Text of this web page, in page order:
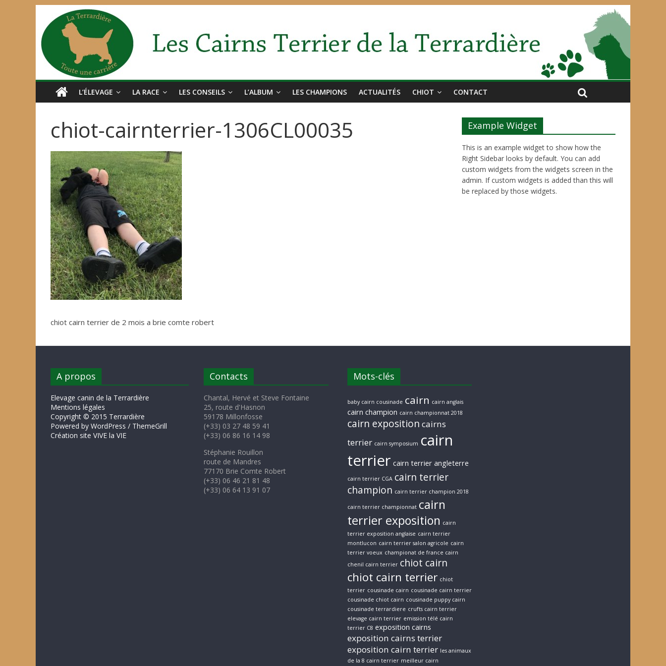
L’ÉLEVAGE LA RACE LES CONSEILS L’ALBUM LES CHAMPIONS ACTUALITÉS CHIOT CONTACT
chiot-cairnterrier-1306CL00035
chiot cairn terrier de 2 mois a brie comte robert
Example Widget
This is an example widget to show how the
Right Sidebar looks by default. You can add
custom widgets from the widgets screen in the
admin. If custom widgets is added than this will
be replaced by those widgets.
A propos
Elevage canin de la Terrardière
Mentions légales
Copyright © 2015 Terrardière
Powered by WordPress / ThemeGrill
Création site VIVE la VIE
Contacts
Chantal, Hervé et Steve Fontaine
25, route d'Hasnon
59178 Millonfosse
(+33) 03 27 48 59 41
(+33) 06 86 16 14 98
Stéphanie Rouillon
route de Mandres
77170 Brie Comte Robert
(+33) 06 46 21 81 48
(+33) 06 64 13 91 07
Mots-clés
baby cairn cousinade cairn cairn anglais
cairn champion cairn championnat 2018
cairn exposition cairns
terrier cairn symposium cairn
terrier cairn terrier angleterre
cairn terrier CGA cairn terrier
champion cairn terrier champion 2018
cairn terrier championnat cairn
terrier exposition cairn
terrier exposition anglaise cairn terrier
montlucon cairn terrier salon agricole cairn
terrier voeux championat de france cairn
chenil cairn terrier chiot cairn
chiot cairn terrier chiot
terrier cousinade cairn cousinade cairn terrier
cousinade chiot cairn cousinade puppy cairn
cousinade terrardiere crufts cairn terrier
elevage cairn terrier emission télé cairn
terrier C8 exposition cairns
exposition cairns terrier
exposition cairn terrier les animaux
de la 8 cairn terrier meilleur cairn